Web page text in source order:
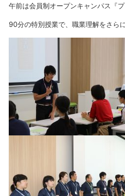
午前は会員制オープンキャンパス『
90分の特別授業で、職業理解をさら